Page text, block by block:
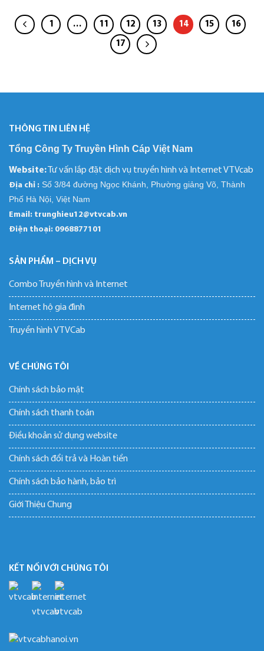
1 … 11 12 13 14 15 16
17
THÔNG TIN LIÊN HỆ
Tổng Công Ty Truyền Hình Cáp Việt Nam
Website: Tư vấn lắp đặt dịch vụ truyền hình và Internet VTVcab
Địa chỉ : Số 3/84 đường Ngọc Khánh, Phường giảng Võ, Thành
Phố Hà Nội, Việt Nam
Email: trunghieu12@vtvcab.vn
Điện thoại: 0968877101
SẢN PHẨM – DỊCH VỤ
Combo Truyền hình và Internet
Internet hộ gia đình
Truyền hình VTVCab
VỀ CHÚNG TÔI
Chính sách bảo mật
Chính sách thanh toán
Điều khoản sử dụng website
Chính sách đổi trả và Hoàn tiền
Chính sách bảo hành, bảo trì
Giới Thiệu Chung
KẾT NỐI VỚI CHÚNG TÔI